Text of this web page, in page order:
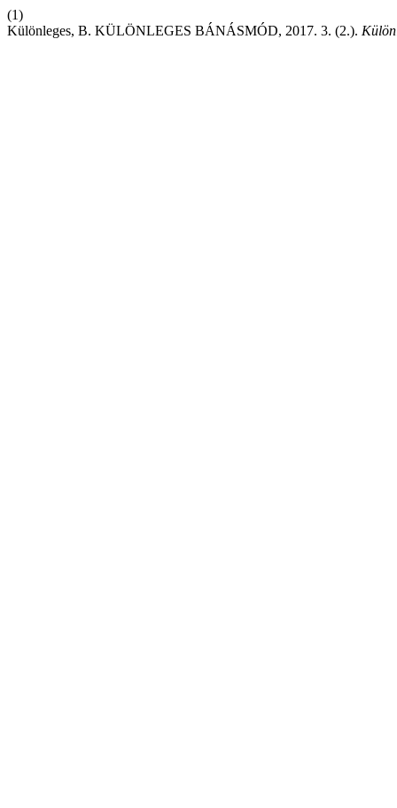
(1)
Különleges, B. KÜLÖNLEGES BÁNÁSMÓD, 2017. 3. (2.).